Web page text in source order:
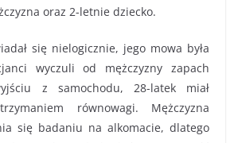
oraz 2-letnie dziecko.
się nielogicznie, jego mowa była
wyczuli od mężczyzny zapach
z samochodu, 28-latek miał
równowagi. Mężczyzna
się badaniu na alkomacie, dlatego